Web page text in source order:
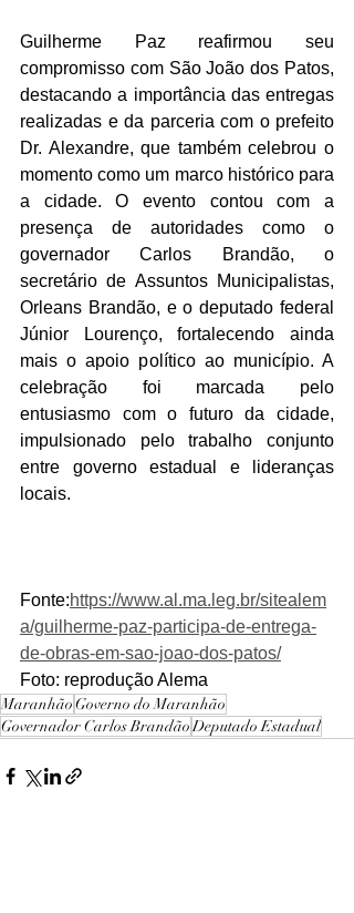
Guilherme Paz reafirmou seu
compromisso com São João dos Patos,
destacando a importância das entregas
realizadas e da parceria com o prefeito
Dr. Alexandre, que também celebrou o
momento como um marco histórico para
a cidade. O evento contou com a
presença de autoridades como o
governador Carlos Brandão, o
secretário de Assuntos Municipalistas,
Orleans Brandão, e o deputado federal
Júnior Lourenço, fortalecendo ainda
mais o apoio político ao município. A
celebração foi marcada pelo
entusiasmo com o futuro da cidade,
impulsionado pelo trabalho conjunto
entre governo estadual e lideranças
locais.
Fonte:https://www.al.ma.leg.br/sitealem
a/guilherme-paz-participa-de-entrega-
de-obras-em-sao-joao-dos-patos/
Foto: reprodução Alema
MaranhãoGoverno do Maranhão
Governador Carlos BrandãoDeputado Estadual